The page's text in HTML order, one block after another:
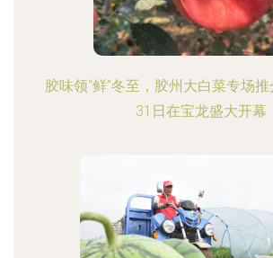
胶味领“鲜”冬至，胶州大白菜专场
31日在宝龙盛大开幕